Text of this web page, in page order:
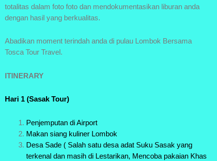
totalitas dalam foto foto dan mendokumentasikan liburan anda
dengan hasil yang berkualitas.
Abadikan moment terindah anda di pulau Lombok Bersama
Tosca Tour Travel.
ITINERARY
Hari 1 (Sasak Tour)
Penjemputan di Airport
Makan siang kuliner Lombok
Desa Sade ( Salah satu desa adat Suku Sasak yang
terkenal dan masih di Lestarikan, Mencoba pakaian Khas